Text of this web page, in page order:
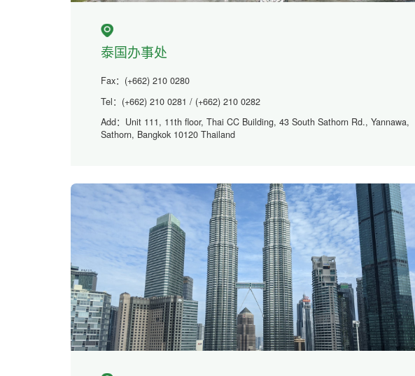
泰国办事处
Fax：(+662) 210 0280
Tel：(+662) 210 0281 / (+662) 210 0282
Add：Unit 111, 11th floor, Thai CC Building, 43 South Sathorn Rd., Yannawa,
Sathorn, Bangkok 10120 Thailand